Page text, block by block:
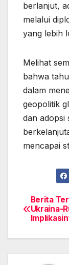
berlanjut,
melalui
yang lebih
Melihat
bahwa
dalam
geopolitik
dan adopsi
mencapai
Post
Berita
Ukraina-